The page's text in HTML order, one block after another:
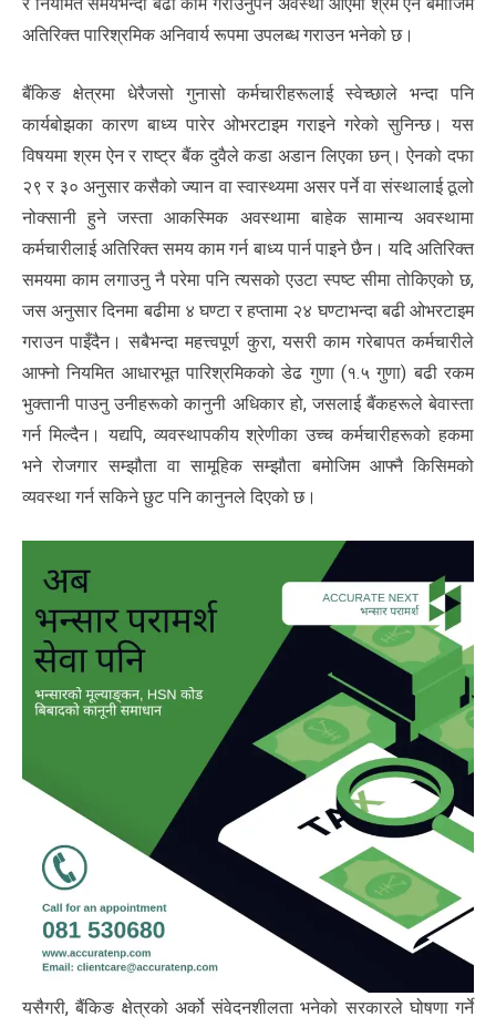
अतिरिक्त पारिश्रमिक अनिवार्य रूपमा उपलब्ध गराउन भनेको छ।
बैंकिङ क्षेत्रमा धेरैजसो गुनासो कर्मचारीहरूलाई स्वेच्छाले भन्दा पनि
कार्यबोझका कारण बाध्य पारेर ओभरटाइम गराइने गरेको सुनिन्छ। यस
विषयमा श्रम ऐन र राष्ट्र बैंक दुवैले कडा अडान लिएका छन्। ऐनको दफा
२९ र ३० अनुसार कसैको ज्यान वा स्वास्थ्यमा असर पर्ने वा संस्थालाई ठूलो
नोक्सानी हुने जस्ता आकस्मिक अवस्थामा बाहेक सामान्य अवस्थामा
कर्मचारीलाई अतिरिक्त समय काम गर्न बाध्य पार्न पाइने छैन। यदि अतिरिक्त
समयमा काम लगाउनु नै परेमा पनि त्यसको एउटा स्पष्ट सीमा तोकिएको छ,
जस अनुसार दिनमा बढीमा ४ घण्टा र हप्तामा २४ घण्टाभन्दा बढी ओभरटाइम
गराउन पाइँदैन। सबैभन्दा महत्त्वपूर्ण कुरा, यसरी काम गरेबापत कर्मचारीले
आफ्नो नियमित आधारभूत पारिश्रमिकको डेढ गुणा (१.५ गुणा) बढी रकम
भुक्तानी पाउनु उनीहरूको कानुनी अधिकार हो, जसलाई बैंकहरूले बेवास्ता
गर्न मिल्दैन। यद्यपि, व्यवस्थापकीय श्रेणीका उच्च कर्मचारीहरूको हकमा
भने रोजगार सम्झौता वा सामूहिक सम्झौता बमोजिम आफ्नै किसिमको
व्यवस्था गर्न सकिने छुट पनि कानुनले दिएको छ।
यसैगरी, बैंकिङ क्षेत्रको अर्को संवेदनशीलता भनेको सरकारले घोषणा गर्ने